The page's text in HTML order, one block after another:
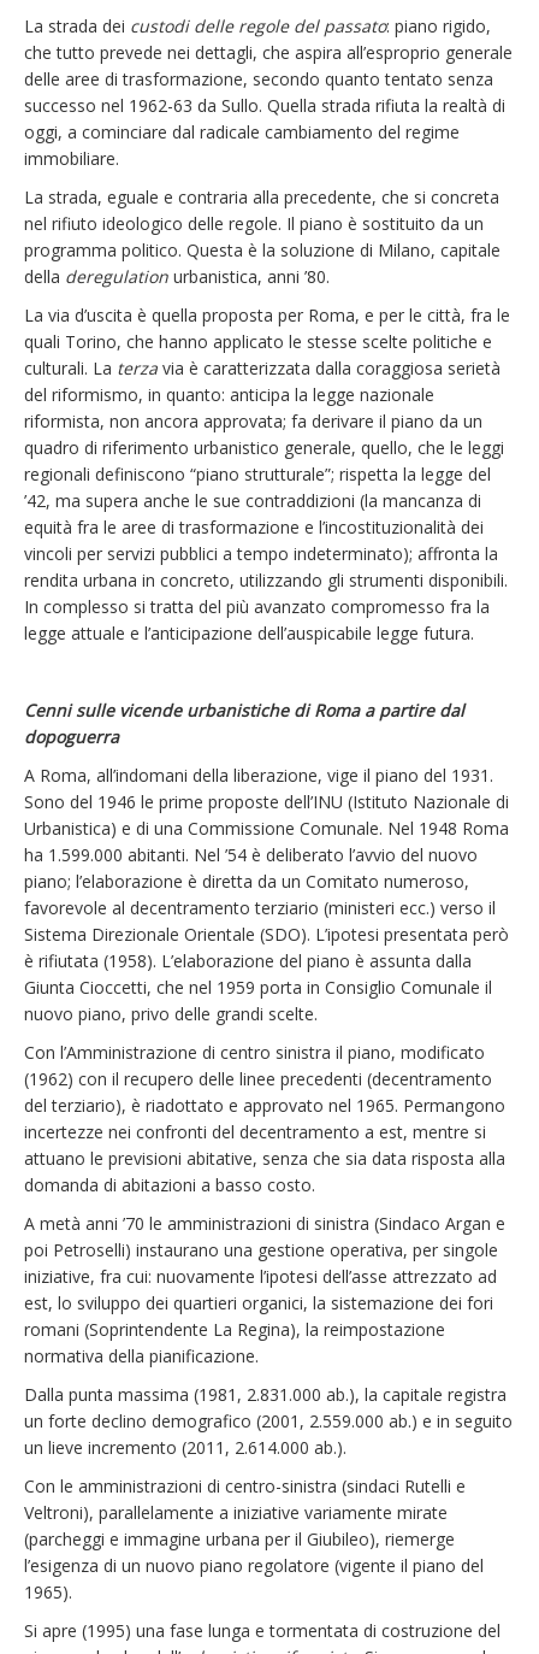
La strada dei custodi delle regole del passato: piano rigido,
che tutto prevede nei dettagli, che aspira all’esproprio generale
delle aree di trasformazione, secondo quanto tentato senza
successo nel 1962-63 da Sullo. Quella strada rifiuta la realtà di
oggi, a cominciare dal radicale cambiamento del regime
immobiliare.
La strada, eguale e contraria alla precedente, che si concreta
nel rifiuto ideologico delle regole. Il piano è sostituito da un
programma politico. Questa è la soluzione di Milano, capitale
della deregulation urbanistica, anni ’80.
La via d’uscita è quella proposta per Roma, e per le città, fra le
quali Torino, che hanno applicato le stesse scelte politiche e
culturali. La terza via è caratterizzata dalla coraggiosa serietà
del riformismo, in quanto: anticipa la legge nazionale
riformista, non ancora approvata; fa derivare il piano da un
quadro di riferimento urbanistico generale, quello, che le leggi
regionali definiscono “piano strutturale”; rispetta la legge del
’42, ma supera anche le sue contraddizioni (la mancanza di
equità fra le aree di trasformazione e l’incostituzionalità dei
vincoli per servizi pubblici a tempo indeterminato); affronta la
rendita urbana in concreto, utilizzando gli strumenti disponibili.
In complesso si tratta del più avanzato compromesso fra la
legge attuale e l’anticipazione dell’auspicabile legge futura.
Cenni sulle vicende urbanistiche di Roma a partire dal
dopoguerra
A Roma, all’indomani della liberazione, vige il piano del 1931.
Sono del 1946 le prime proposte dell’INU (Istituto Nazionale di
Urbanistica) e di una Commissione Comunale. Nel 1948 Roma
ha 1.599.000 abitanti. Nel ’54 è deliberato l’avvio del nuovo
piano; l’elaborazione è diretta da un Comitato numeroso,
favorevole al decentramento terziario (ministeri ecc.) verso il
Sistema Direzionale Orientale (SDO). L’ipotesi presentata però
è rifiutata (1958). L’elaborazione del piano è assunta dalla
Giunta Cioccetti, che nel 1959 porta in Consiglio Comunale il
nuovo piano, privo delle grandi scelte.
Con l’Amministrazione di centro sinistra il piano, modificato
(1962) con il recupero delle linee precedenti (decentramento
del terziario), è riadottato e approvato nel 1965. Permangono
incertezze nei confronti del decentramento a est, mentre si
attuano le previsioni abitative, senza che sia data risposta alla
domanda di abitazioni a basso costo.
A metà anni ’70 le amministrazioni di sinistra (Sindaco Argan e
poi Petroselli) instaurano una gestione operativa, per singole
iniziative, fra cui: nuovamente l’ipotesi dell’asse attrezzato ad
est, lo sviluppo dei quartieri organici, la sistemazione dei fori
romani (Soprintendente La Regina), la reimpostazione
normativa della pianificazione.
Dalla punta massima (1981, 2.831.000 ab.), la capitale registra
un forte declino demografico (2001, 2.559.000 ab.) e in seguito
un lieve incremento (2011, 2.614.000 ab.).
Con le amministrazioni di centro-sinistra (sindaci Rutelli e
Veltroni), parallelamente a iniziative variamente mirate
(parcheggi e immagine urbana per il Giubileo), riemerge
l’esigenza di un nuovo piano regolatore (vigente il piano del
1965).
Si apre (1995) una fase lunga e tormentata di costruzione del